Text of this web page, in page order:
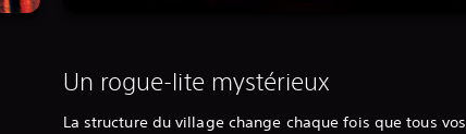
Un rogue-lite mystérieux
La structure du village change chaque fois que tous vos